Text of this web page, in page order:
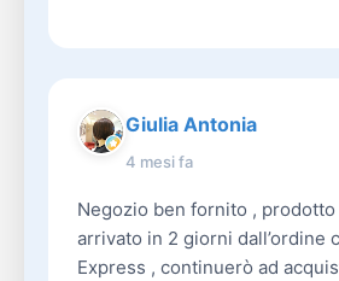
Giulia Antonia
4 mesi fa
Negozio ben fornito ,
arrivato in 2 giorni dall’ordine
Express , continuerò ad